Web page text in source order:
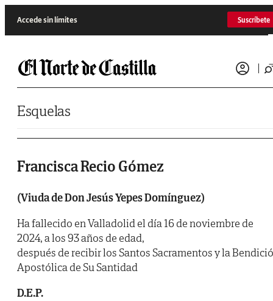
Accede sin límites Suscríbete
Esquelas
Francisca Recio Gómez
(Viuda de Don Jesús Yepes Domínguez)
Ha fallecido en Valladolid el día 16 de noviembre de
2024, a los 93 años de edad,
después de recibir los Santos Sacramentos y la
Apostólica de Su Santidad
D.E.P.